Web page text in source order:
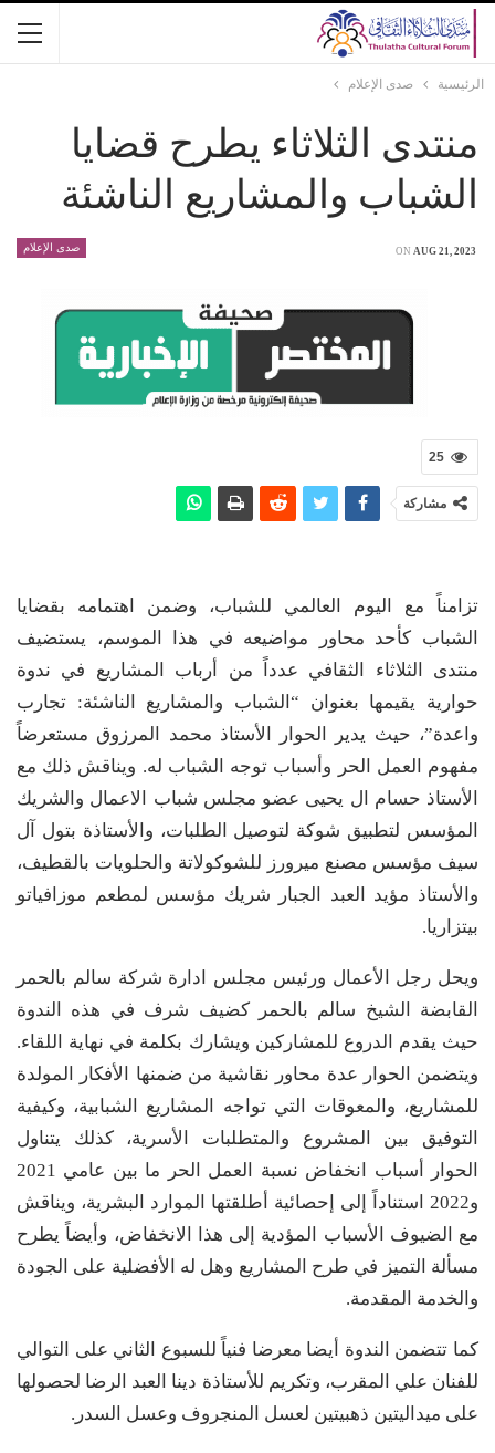
الرئيسية صدى الإعلام
منتدى الثلاثاء يطرح قضايا
الشباب والمشاريع الناشئة
صدى الإعلام ON AUG 21, 2023
25
مشاركة
تزامناً مع اليوم العالمي للشباب، وضمن اهتمامه بقضايا
الشباب كأحد محاور مواضيعه في هذا الموسم، يستضيف
منتدى الثلاثاء الثقافي عدداً من أرباب المشاريع في ندوة
حوارية يقيمها بعنوان “الشباب والمشاريع الناشئة: تجارب
واعدة”، حيث يدير الحوار الأستاذ محمد المرزوق مستعرضاً
مفهوم العمل الحر وأسباب توجه الشباب له. ويناقش ذلك مع
الأستاذ حسام ال يحيى عضو مجلس شباب الاعمال والشريك
المؤسس لتطبيق شوكة لتوصيل الطلبات، والأستاذة بتول آل
سيف مؤسس مصنع ميرورز للشوكولاتة والحلويات بالقطيف،
والأستاذ مؤيد العبد الجبار شريك مؤسس لمطعم موزافياتو
بيتزاريا.
ويحل رجل الأعمال ورئيس مجلس ادارة شركة سالم بالحمر
القابضة الشيخ سالم بالحمر كضيف شرف في هذه الندوة
حيث يقدم الدروع للمشاركين ويشارك بكلمة في نهاية اللقاء.
ويتضمن الحوار عدة محاور نقاشية من ضمنها الأفكار المولدة
للمشاريع، والمعوقات التي تواجه المشاريع الشبابية، وكيفية
التوفيق بين المشروع والمتطلبات الأسرية، كذلك يتناول
الحوار أسباب انخفاض نسبة العمل الحر ما بين عامي 2021
و2022 استناداً إلى إحصائية أطلقتها الموارد البشرية، ويناقش
مع الضيوف الأسباب المؤدية إلى هذا الانخفاض، وأيضاً يطرح
مسألة التميز في طرح المشاريع وهل له الأفضلية على الجودة
والخدمة المقدمة.
كما تتضمن الندوة أيضا معرضا فنياً للسبوع الثاني على التوالي
للفنان علي المقرب، وتكريم للأستاذة دينا العبد الرضا لحصولها
على ميداليتين ذهبيتين لعسل المنجروف وعسل السدر.